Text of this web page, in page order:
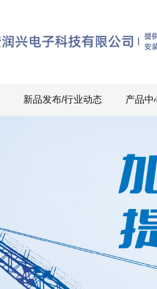
新品发布/行业动态 产品中